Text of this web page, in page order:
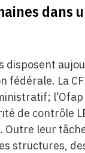
dans
disposent
fédérale. La
de contrôle
Outre leur
structures,